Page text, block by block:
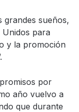
grandes sueños,
para
y la promoción
por
año vuelvo a
que durante